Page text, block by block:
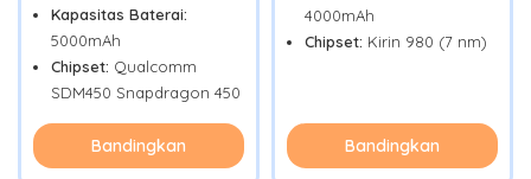
Kapasitas Baterai:
5000mAh
Chipset: Qualcomm
SDM450 Snapdragon 450
Bandingkan
4000mAh
Chipset: Kirin 980 (7 nm)
Bandingkan